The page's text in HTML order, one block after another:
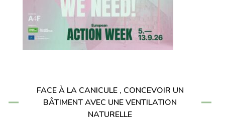
FACE À LA CANICULE , CONCEVOIR UN
BÂTIMENT AVEC UNE VENTILATION
NATURELLE